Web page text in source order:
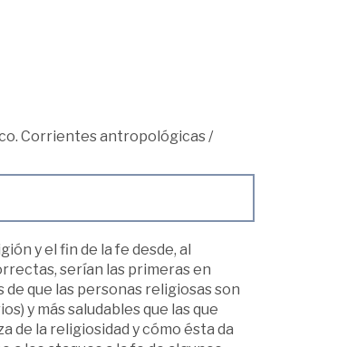
Corrientes antropológicas/
y el fin de la fe desde, al
serían las primeras en
que las personas religiosas son
y más saludables que las que
de la religiosidad y cómo ésta da